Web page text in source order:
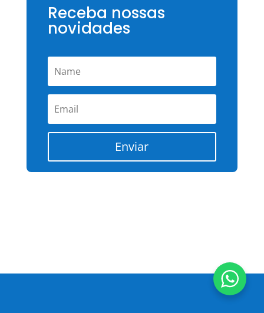
Receba nossas
novidades
Enviar